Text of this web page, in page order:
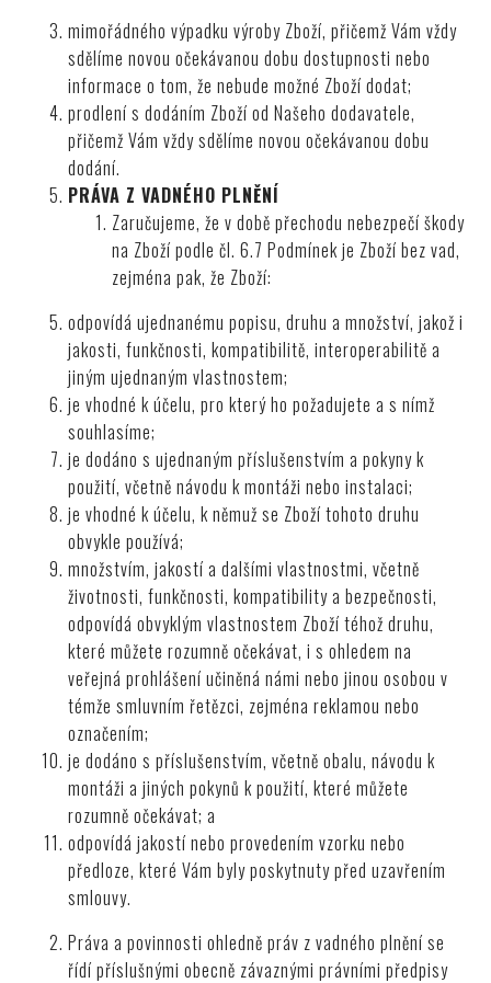
mimořádného výpadku výroby Zboží, přičemž Vám vždy
sdělíme novou očekávanou dobu dostupnosti nebo
informace o tom, že nebude možné Zboží dodat;
prodlení s dodáním Zboží od Našeho dodavatele,
přičemž Vám vždy sdělíme novou očekávanou dobu
dodání.
PRÁVA Z VADNÉHO PLNĚNÍ
Zaručujeme, že v době přechodu nebezpečí škody
na Zboží podle čl.6.7 Podmínek je Zboží bez vad,
zejména pak, že Zboží:
odpovídá ujednanému popisu, druhu a množství, jakož i
jakosti, funkčnosti, kompatibilitě, interoperabilitě a
jiným ujednaným vlastnostem;
je vhodné k účelu, pro který ho požadujete a s nímž
souhlasíme;
je dodáno s ujednaným příslušenstvím a pokyny k
použití, včetně návodu k montáži nebo instalaci;
je vhodné k účelu, k němuž se Zboží tohoto druhu
obvykle používá;
množstvím, jakostí a dalšími vlastnostmi, včetně
životnosti, funkčnosti, kompatibility a bezpečnosti,
odpovídá obvyklým vlastnostem Zboží téhož druhu,
které můžete rozumně očekávat, i s ohledem na
veřejná prohlášení učiněná námi nebo jinou osobou v
témže smluvním řetězci, zejména reklamou nebo
označením;
je dodáno s příslušenstvím, včetně obalu, návodu k
montáži a jiných pokynů k použití, které můžete
rozumně očekávat; a
odpovídá jakostí nebo provedením vzorku nebo
předloze, které Vám byly poskytnuty před uzavřením
smlouvy.
Práva a povinnosti ohledně práv z vadného plnění se
řídí příslušnými obecně závaznými právními předpisy